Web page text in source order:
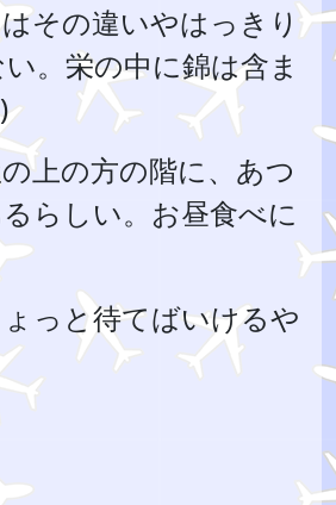
その違いやはっきり
。栄の中に錦は含ま
上の方の階に、あつ
らしい。お昼食べに
っと待てばいけるや